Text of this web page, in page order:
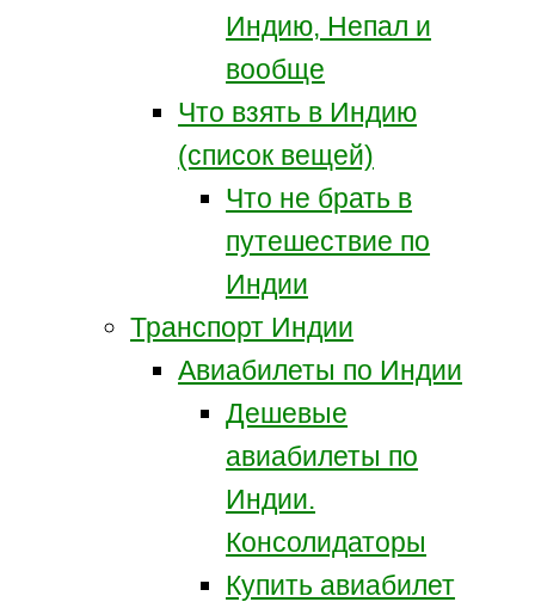
Индию, Непал и
вообще
Что взять в Индию
(список вещей)
Что не брать в
путешествие по
Индии
Транспорт Индии
Авиабилеты по Индии
Дешевые
авиабилеты по
Индии.
Консолидаторы
Купить авиабилет